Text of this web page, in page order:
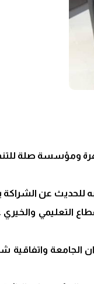
ومؤسسة صلة
للحديث عن الشراكة
التعليمي
الجامعة واتفاقية